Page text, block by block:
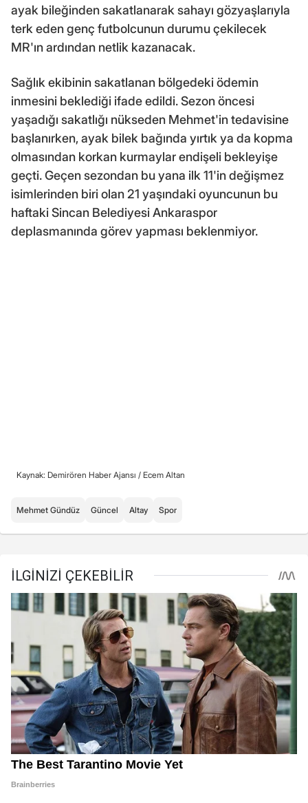
ayak bileğinden sakatlanarak sahayı gözyaşlarıyla
terk eden genç futbolcunun durumu çekilecek
MR'ın ardından netlik kazanacak.
Sağlık ekibinin sakatlanan bölgedeki ödemin
inmesini beklediği ifade edildi. Sezon öncesi
yaşadığı sakatlığı nükseden Mehmet'in tedavisine
başlanırken, ayak bilek bağında yırtık ya da kopma
olmasından korkan kurmaylar endişeli bekleyişe
geçti. Geçen sezondan bu yana ilk 11'in değişmez
isimlerinden biri olan 21 yaşındaki oyuncunun bu
haftaki Sincan Belediyesi Ankaraspor
deplasmanında görev yapması beklenmiyor.
Kaynak: Demirören Haber Ajansı / Ecem Altan
Mehmet Gündüz Güncel Altay Spor